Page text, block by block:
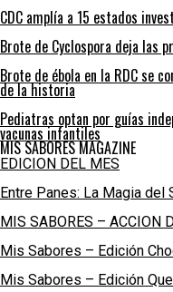
CDC amplía a 15 estados
Brote de Cyclospora deja las
Brote de ébola en la RDC se
de la historia
Pediatras optan por guías
vacunas infantiles
MIS SABORES MAGAZINE
EDICION DEL MES
Entre Panes: La Magia del
MIS SABORES – ACCION
Mis Sabores – Edición
Mis Sabores – Edición